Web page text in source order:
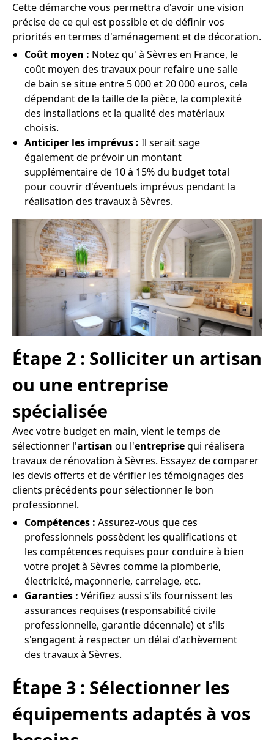
Cette démarche vous permettra d'avoir une vision
précise de ce qui est possible et de définir vos
priorités en termes d'aménagement et de décoration.
Coût moyen : Notez qu' à Sèvres en France, le
coût moyen des travaux pour refaire une salle
de bain se situe entre 5 000 et 20 000 euros, cela
dépendant de la taille de la pièce, la complexité
des installations et la qualité des matériaux
choisis.
Anticiper les imprévus : Il serait sage
également de prévoir un montant
supplémentaire de 10 à 15% du budget total
pour couvrir d'éventuels imprévus pendant la
réalisation des travaux à Sèvres.
Étape 2 : Solliciter un artisan
ou une entreprise
spécialisée
Avec votre budget en main, vient le temps de
sélectionner l'artisan ou l'entreprisequi réalisera
travaux de rénovation à Sèvres. Essayez de comparer
les devis offerts et de vérifier les témoignages des
clients précédents pour sélectionner le bon
professionnel.
Compétences : Assurez-vous que ces
professionnels possèdent les qualifications et
les compétences requises pour conduire à bien
votre projet à Sèvres comme la plomberie,
électricité, maçonnerie, carrelage, etc.
Garanties : Vérifiez aussi s'ils fournissent les
assurances requises (responsabilité civile
professionnelle, garantie décennale) et s'ils
s'engagent à respecter un délai d'achèvement
des travaux à Sèvres.
Étape 3 : Sélectionner les
équipements adaptés à vos